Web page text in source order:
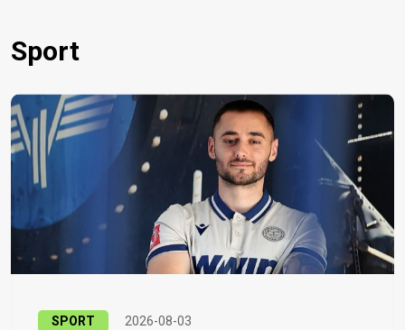
Sport
SPORT 2026-08-03